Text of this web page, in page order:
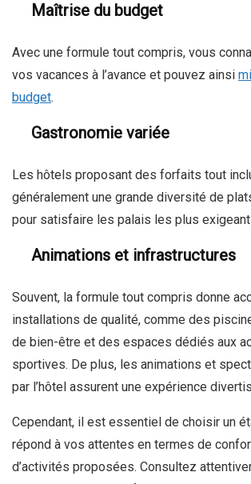
Maîtrise du budget
Avec une formule tout compris, vous
vos vacances à l’avance et pouvez ainsi
budget.
Gastronomie variée
Les hôtels proposant des forfaits tout
généralement une grande diversité de
pour satisfaire les palais les plus
Animations et infrastructures
Souvent, la formule tout compris donne
installations de qualité, comme des
de bien-être et des espaces dédiés aux
sportives. De plus, les animations et
par l’hôtel assurent une expérience
Cependant, il est essentiel de choisir un
répond à vos attentes en termes de
d’activités proposées. Consultez